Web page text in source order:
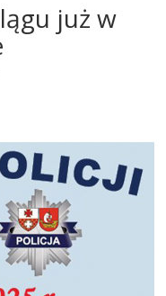
już w